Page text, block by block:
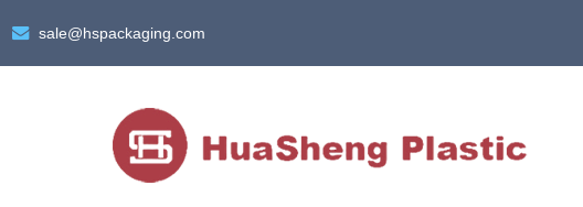
sale@hspackaging.com